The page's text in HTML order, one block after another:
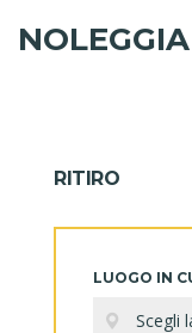
RITIRO
LUOGO IN
Scegli